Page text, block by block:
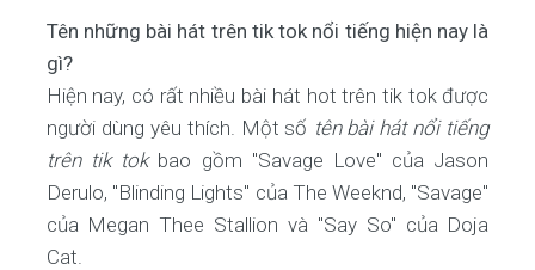
Tên những bài hát trên tik tok nổi tiếng hiện nay là
gì?
Hiện nay, có rất nhiều bài hát hot trên tik tok được
người dùng yêu thích. Một số tên bài hát nổi tiếng
trên tik tokbao gồm "Savage Love" của Jason
Derulo, "Blinding Lights" của The Weeknd, "Savage"
của Megan Thee Stallion và "Say So" của Doja
Cat.